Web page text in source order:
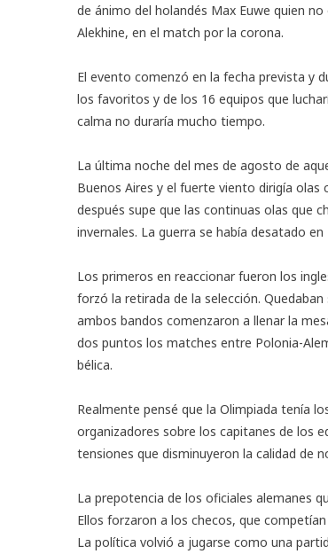
de ánimo del holandés Max Euwe quien
Alekhine, en el match por la corona.
El evento comenzó en la fecha prevista y
los favoritos y de los 16 equipos que
calma no duraría mucho tiempo.
La última noche del mes de agosto de
Buenos Aires y el fuerte viento dirigía olas
después supe que las continuas olas que
invernales. La guerra se había desatado
Los primeros en reaccionar fueron los
forzó la retirada de la selección.
ambos bandos comenzaron a llenar la
dos puntos los matches entre Polonia-
bélica.
Realmente pensé que la Olimpiada tenía
organizadores sobre los capitanes de los
tensiones que disminuyeron la calidad de
La prepotencia de los oficiales alemanes
Ellos forzaron a los checos, que
La política volvió a jugarse como una